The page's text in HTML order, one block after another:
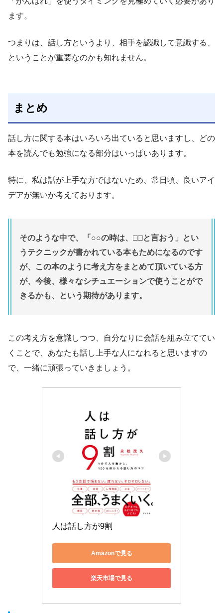
ます。
つまりは、話し方というより、相手を認識して意識する、
ということが重要なのかも知れません。
まとめ
話し方に関する本はいろいろ出ていると思いますし、どの
本を読んでも勉強になる部分はいっぱいあります。
特に、私は話が上手な方ではないため、常日頃、良いアイ
デアが無いか考えております。
そのような中で、「○○の時は、□□と言おう」とい
うテクニックが書かれている本もためになるのです
が、この本のように考え方をまとめて頂いている方
が、今後、様々なシチュエーションで使うことがで
きるかも、という期待があります。
この考え方を意識しつつ、自分なりに会話を組み立ててい
くことで、あなたも話し上手な人になれると思いますの
で、一緒に頑張っていきましょう。
人は話し方が9割
Amazonで見る
楽天市場で見る